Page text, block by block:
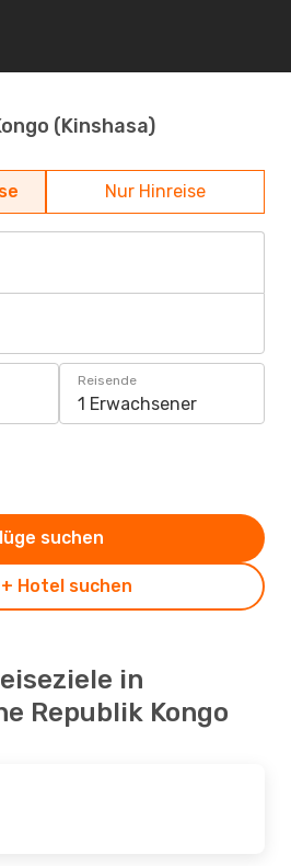
(Kinshasa)
Nur Hinreise
Reisende
1 Erwachsener
Hotel suchen
suchen
in
Republik Kongo